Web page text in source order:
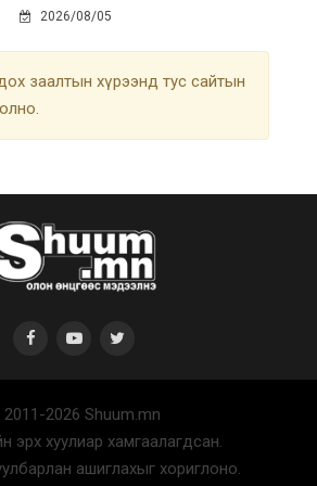
2026/08/05
заалтын хүрээнд тус сайтын
2026 Shuum.mn
эрх хуулиар хамгаалагдсан.
ашиглахыг хориглоно.